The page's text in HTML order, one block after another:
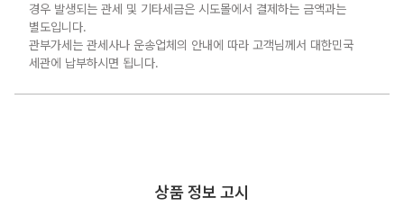
경우 발생되는 관세 및 기타세금은 시도몰에서 결제하는 금액과는
별도입니다.
관부가세는 관세사나 운송업체의 안내에 따라 고객님께서 대한민국
세관에 납부하시면 됩니다.
상품 정보 고시